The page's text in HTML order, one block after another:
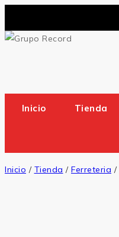
Inicio Tienda
Inicio / Tienda / Ferreteria /